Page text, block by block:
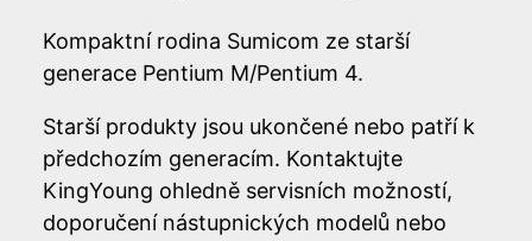
Kompaktní rodina Sumicom ze starší
generace Pentium M/Pentium 4.
Starší produkty jsou ukončené nebo patří k
předchozím generacím. Kontaktujte
KingYoung ohledně servisních možností,
doporučení nástupnických modelů nebo